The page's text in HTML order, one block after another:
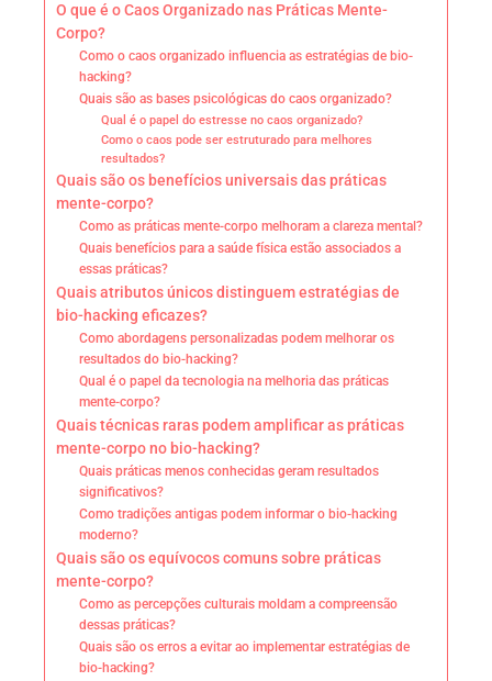
O que é o Caos Organizado nas Práticas Mente-
Corpo?
Como o caos organizado influencia as estratégias de bio-
hacking?
Quais são as bases psicológicas do caos organizado?
Qual é o papel do estresse no caos organizado?
Como o caos pode ser estruturado para melhores
resultados?
Quais são os benefícios universais das práticas
mente-corpo?
Como as práticas mente-corpo melhoram a clareza mental?
Quais benefícios para a saúde física estão associados a
essas práticas?
Quais atributos únicos distinguem estratégias de
bio-hacking eficazes?
Como abordagens personalizadas podem melhorar os
resultados do bio-hacking?
Qual é o papel da tecnologia na melhoria das práticas
mente-corpo?
Quais técnicas raras podem amplificar as práticas
mente-corpo no bio-hacking?
Quais práticas menos conhecidas geram resultados
significativos?
Como tradições antigas podem informar o bio-hacking
moderno?
Quais são os equívocos comuns sobre práticas
mente-corpo?
Como as percepções culturais moldam a compreensão
dessas práticas?
Quais são os erros a evitar ao implementar estratégias de
bio-hacking?